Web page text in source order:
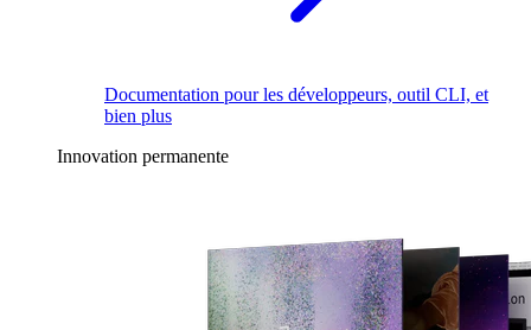
Documentation pour les développeurs, outil CLI, et
bien plus
Innovation permanente